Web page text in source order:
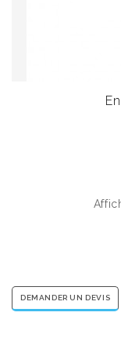
DEMANDER UN DEVIS